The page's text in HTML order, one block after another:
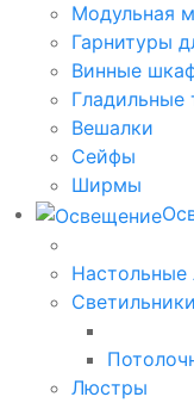
Модульная
Гарнитуры
Винные
Гладильные
Вешалки
Сейфы
Ширмы
Настольные
Светильники
Люстры